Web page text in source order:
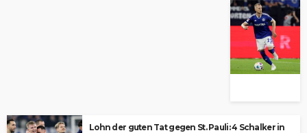
Lohn der guten Tat gegen St. Pauli: 4 Schalker in